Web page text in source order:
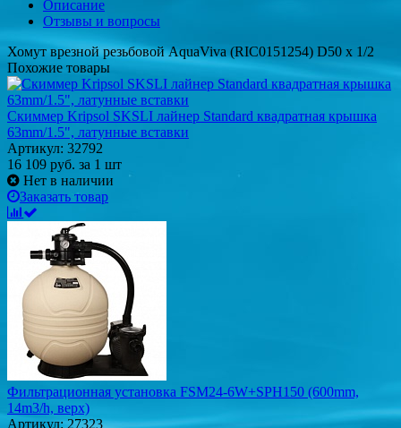
Описание
Отзывы и вопросы
Хомут врезной резьбовой AquaViva (RIC0151254) D50 x 1/2
Похожие товары
Скиммер Kripsol SKSLI лайнер Standard квадратная крышка
63mm/1.5", латунные вставки
Артикул: 32792
16 109 руб. за 1 шт
Нет в наличии
Заказать товар
Фильтрационная установка FSM24-6W+SPH150 (600mm,
14m3/h, верх)
Артикул: 27323